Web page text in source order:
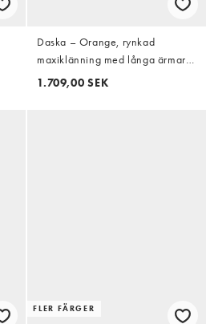
Daska – Orange, rynkad
maxiklänning med långa ärmar
och guldfärgat spänne
1.709,00 SEK
FLER FÄRGER